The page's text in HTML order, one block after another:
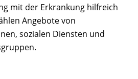
mit der Erkrankung hilfreich
Angebote von
sozialen Diensten und